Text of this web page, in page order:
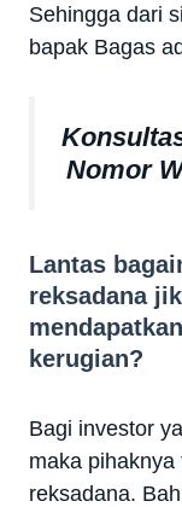
Sehingga dari
bapak Bagas
Nomor
Lantas
reksadana
kerugian?
Bagi investor
maka
reksadana.